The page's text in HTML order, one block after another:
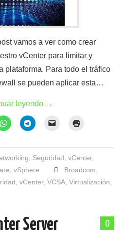
vamos a ver como crear
vCenter para limitar y
plataforma. Para todo el tráfico
se pueden aplicar esta…
leyendo →
Seguridad vCenter,
,vSphere Broadcom
,vCenter,VCSA ,Virtualización
0
Server